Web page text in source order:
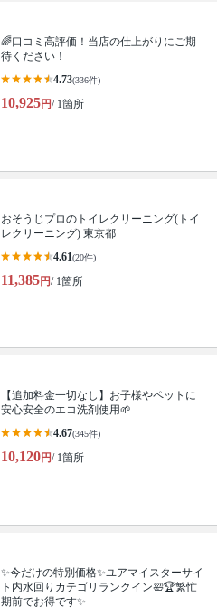
🌈口コミ高評価！当店の仕上がりにご期
待ください！
4.73(336件)
10,925円/ 1箇所
おそうじプロのトイレクリーニング(トイ
レクリーニング) 東京都
4.61(20件)
11,385円/ 1箇所
【追加料金一切なし】お子様やペットに
安心安全のエコ洗剤使用🌱
4.67(345件)
10,120円/ 1箇所
✨今だけの特別価格✨ユアマイスターサイ
ト内水回りカテゴリランクイン🛀🏆繁忙
期前でお得です✨